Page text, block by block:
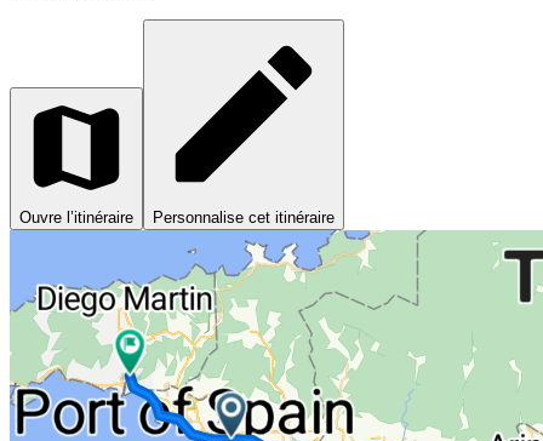
Ouvre l’itinéraire Personnalise cet itinéraire